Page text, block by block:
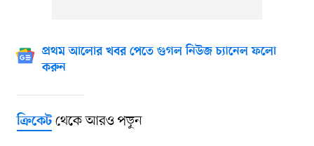
প্রথম আলোর খবর পেতে গুগল নিউজ চ্যানেল ফলো
করুন
ক্রিকেটথেকে আরও পড়ুন